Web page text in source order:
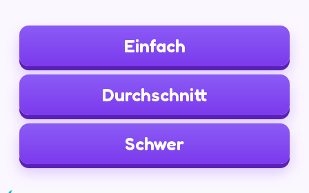
Einfach
Durchschnitt
Schwer